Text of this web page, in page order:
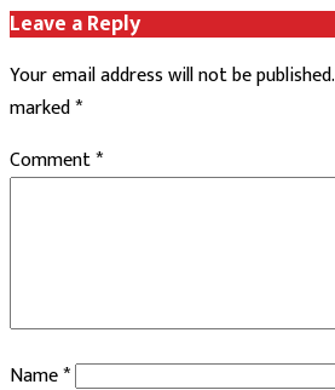
Leave a Reply
Your email address will not be published.
marked*
Comment*
Name*